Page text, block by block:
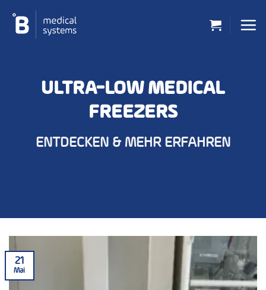
Inhalt
springen
ULTRA-LOW MEDICAL
FREEZERS
ENTDECKEN & MEHR ERFAHREN
21
Mai